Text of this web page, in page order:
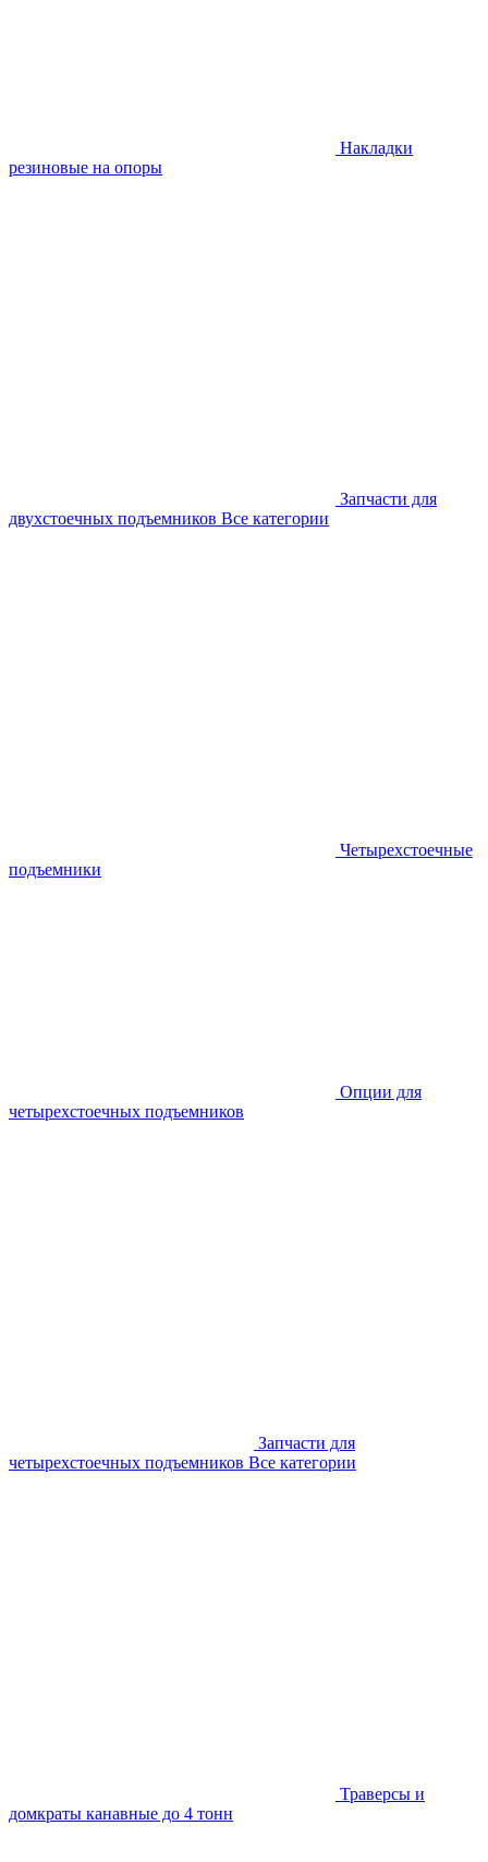
Накладки
резиновые на опоры
Запчасти для
двухстоечных подъемников Все категории
Четырехстоечные
подъемники
Опции для
четырехстоечных подъемников
Запчасти для
четырехстоечных подъемников Все категории
Траверсы и
домкраты канавные до 4 тонн